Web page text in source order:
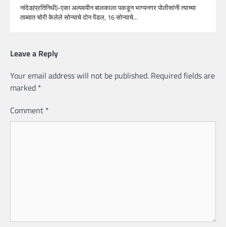
नांदेड(प्रतिनिधी)-एका अल्पवयीन बालकाला पकडून भाग्यनगर पोलीसांनी त्याच्या
ताब्यात चोरी केलेले सोन्याचे दोन पेंडल, 16 सोन्याचे…
Leave a Reply
Your email address will not be published. Required fields are
marked *
Comment *